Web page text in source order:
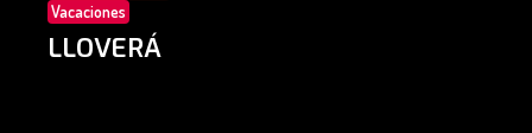
Vacaciones
LLOVERÁ